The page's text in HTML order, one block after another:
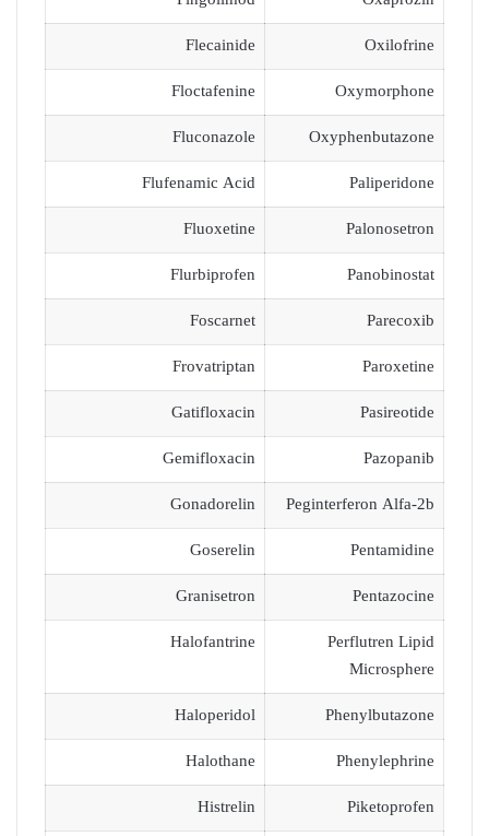
Oxilofrine
Flecainide
Oxymorphone
Floctafenine
Oxyphenbutazone
Fluconazole
Paliperidone
Flufenamic Acid
Palonosetron
Fluoxetine
Panobinostat
Flurbiprofen
Parecoxib
Foscarnet
Paroxetine
Frovatriptan
Pasireotide
Gatifloxacin
Pazopanib
Gemifloxacin
Peginterferon Alfa-2b
Gonadorelin
Pentamidine
Goserelin
Pentazocine
Granisetron
Perflutren Lipid
Microsphere
Halofantrine
Phenylbutazone
Haloperidol
Phenylephrine
Halothane
Piketoprofen
Histrelin